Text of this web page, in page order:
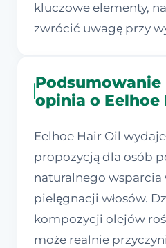
kluczowe elementy,
zwrócić uwagę przy
opinia o Eelhoe
Eelhoe Hair Oil
propozycją dla osób
naturalnego wsparcia
pielęgnacji włosów.
kompozycji olejów
może realnie